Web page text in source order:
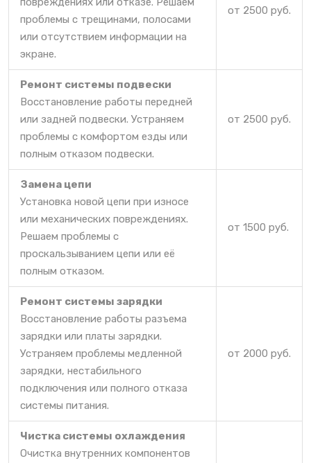
проблемы с трещинами, полосами
или отсутствием информации на
экране.
от 2500 руб.
Ремонт системы подвески
Восстановление работы передней
или задней подвески. Устраняем
проблемы с комфортом езды или
полным отказом подвески.
от 2500 руб.
Замена цепи
Установка новой цепи при износе
или механических повреждениях.
Решаем проблемы с
проскальзыванием цепи или её
полным отказом.
от 1500 руб.
Ремонт системы зарядки
Восстановление работы разъема
зарядки или платы зарядки.
Устраняем проблемы медленной
зарядки, нестабильного
подключения или полного отказа
системы питания.
от 2000 руб.
Чистка системы охлаждения
Очистка внутренних компонентов